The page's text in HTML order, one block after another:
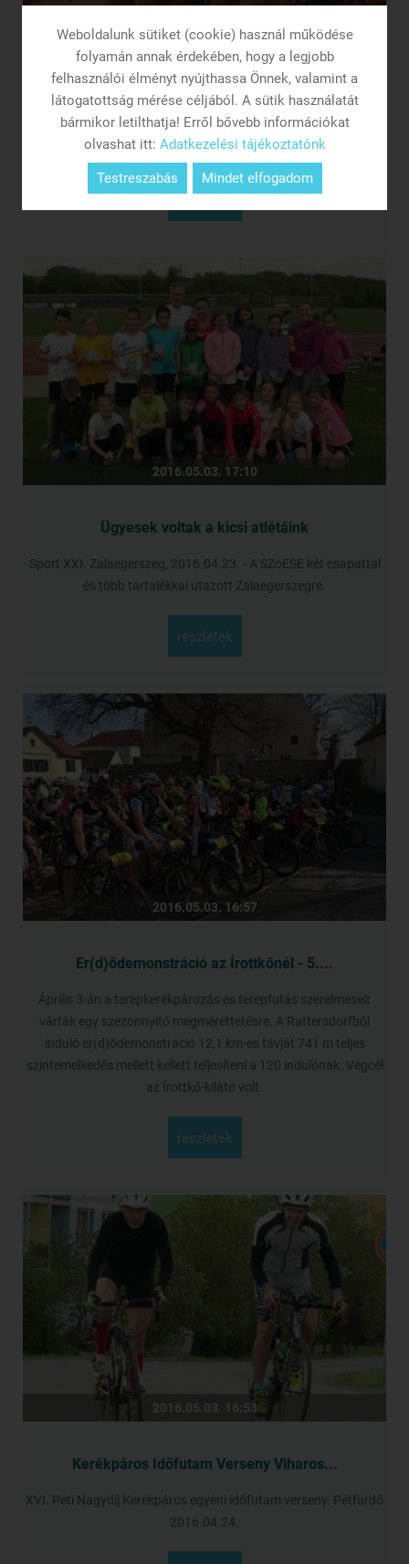
2016.06.01. 13:58
Vidék bajnokságot nyert a SZOESE női...
188,600 ponttal zártak a lányok!
2016.05.03. 17:10
Ügyesek voltak a kicsi atlétáink
Sport XXI. Zalaegerszeg, 2016.04.23. - A SZoESE két csapattal
és több tartalékkal utazott Zalaegerszegre.
részletek
2016.05.03. 16:57
Er(d)ődemonstráció az Írottkőnél - 5....
Április 3-án a terepkerékpározás és terepfutás szerelmeseit
várták egy szezonnyitó megmérettetésre. A Rattersdorfból
induló er(d)ődemonstráció 12,1 km-es távját 741 m teljes
szintemelkedés mellett kellett teljesíteni a 120 indulónak. Végcél
az Írottkő-kilátó volt.
részletek
2016.05.03. 16:53
Kerékpáros Időfutam Verseny Viharos...
XVI. Péti Nagydíj Kerékpáros egyéni időfutam verseny. Pétfürdő
2016.04.24.
Mindet elfogadom
Testreszabás
Weboldalunk sütiket (cookie) használ működése
folyamán annak érdekében, hogy a legjobb
felhasználói élményt nyújthassa Önnek, valamint a
látogatottság mérése céljából. A sütik használatát
bármikor letilthatja! Erről bővebb információkat
olvashat itt: Adatkezelési tájékoztatónk